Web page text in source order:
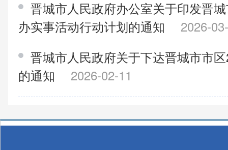
晋城市人民政府办公室关于印发晋
办实事活动行动计划的通知
2026-
晋城市人民政府关于下达晋城市市
的通知
2026-02-11